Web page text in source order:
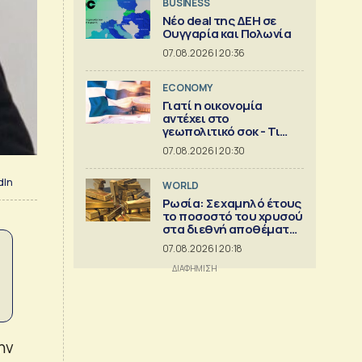
BUSINESS
Νέο deal της ΔΕΗ σε
Ουγγαρία και Πολωνία
07.08.2026 | 20:36
ECONOMY
Γιατί η οικονομία
αντέχει στο
γεωπολιτικό σοκ - Τι
δείχνει ανάλυση της
Eurobank [γραφήματα]
07.08.2026 | 20:30
WORLD
Ρωσία: Σε χαμηλό έτους
το ποσοστό του χρυσού
στα διεθνή αποθέματα
της Μόσχας
07.08.2026 | 20:18